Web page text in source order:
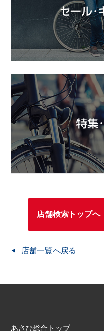
店舗検索トップへ
店舗一覧へ戻る
あさひ総合トップ